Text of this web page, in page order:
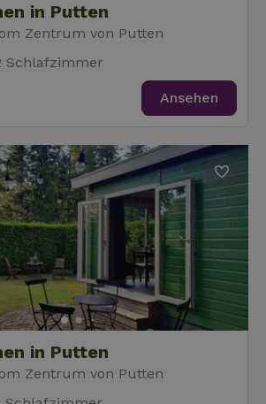
in Putten
Zentrum von Putten
Schlafzimmer
Ansehen
in Putten
Zentrum von Putten